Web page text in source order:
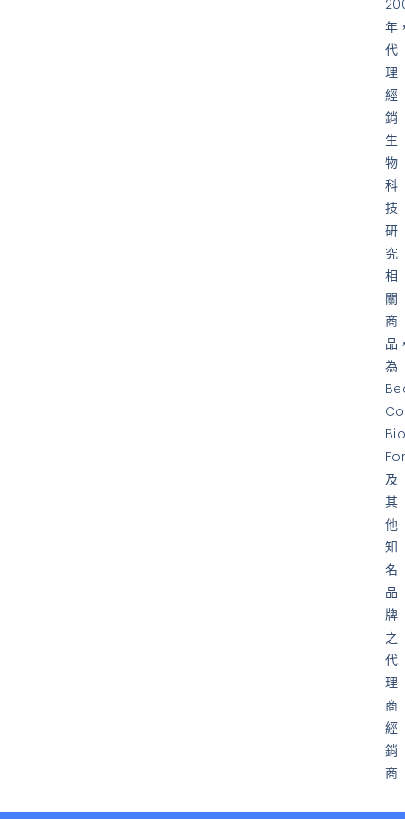
年
代
理
經
銷
生
物
科
技
研
究
相
關
商
品
為
及
其
他
知
名
品
牌
之
代
理
商
經
銷
商